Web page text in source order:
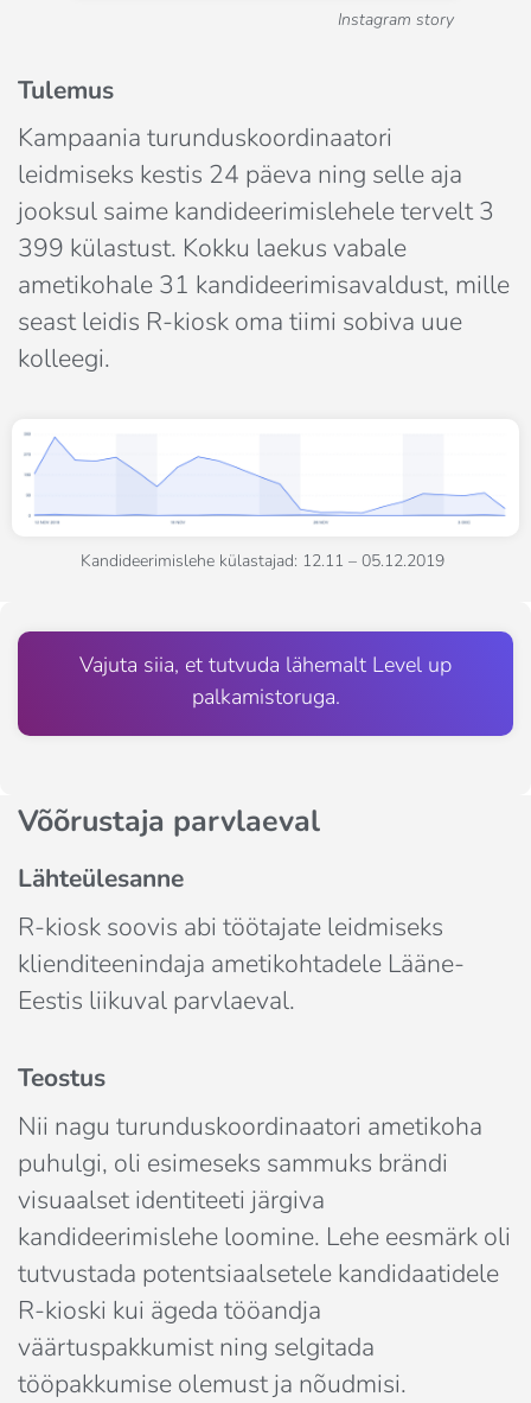
Instagram story
Tulemus
Kampaania turunduskoordinaatori
leidmiseks kestis 24 päeva ning selle aja
jooksul saime kandideerimislehele tervelt 3
399 külastust. Kokku laekus vabale
ametikohale 31 kandideerimisavaldust, mille
seast leidis R-kiosk oma tiimi sobiva uue
kolleegi.
Kandideerimislehe külastajad: 12.11 – 05.12.2019
Vajuta siia, et tutvuda lähemalt Level up
palkamistoruga.
Võõrustaja parvlaeval
Lähteülesanne
R-kiosk soovis abi töötajate leidmiseks
klienditeenindaja ametikohtadele Lääne-
Eestis liikuval parvlaeval.
Teostus
Nii nagu turunduskoordinaatori ametikoha
puhulgi, oli esimeseks sammuks brändi
visuaalset identiteeti järgiva
kandideerimislehe loomine. Lehe eesmärk oli
tutvustada potentsiaalsetele kandidaatidele
R-kioski kui ägeda tööandja
väärtuspakkumist ning selgitada
tööpakkumise olemust ja nõudmisi.